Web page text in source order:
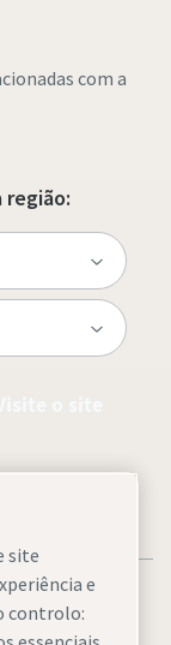
com a
região:
site
e
controlo: